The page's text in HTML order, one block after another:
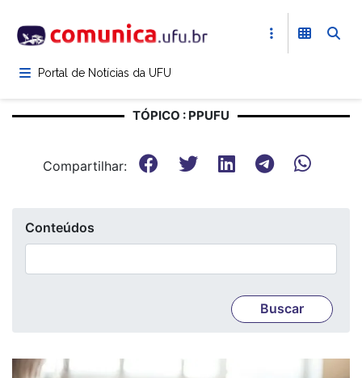
para
conteúdoPortal de Notícias da UFU
TÓPICO : PPUFU
Compartilhar:
Conteúdos